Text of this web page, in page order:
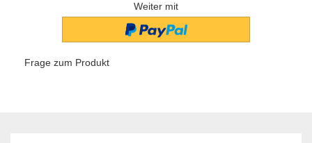
Weiter mit
Frage zum Produkt